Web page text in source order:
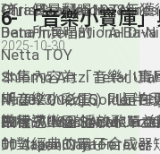
Chris Stapleton
孩」便是翻唱1978年
Beta所演唱的「A-Ba-
Ofra Haza Im Nin Alu
Dana International Diva
Netta TOY
Shlomo Artzi Tetar
Nadav Guedj Golden
Eden Alene Set Me Free
10 Atara Oriya Forever
6- 「音樂小寶庫
2025-10-30
本集內容為「音樂小寶
期 2023/12/15)：上半
樂程式“Music Gen”、
針對經典的電子合成
「音樂小彩蛋」則是在
取樣了US3的Acid
拍律遊樂園 播放歌單
01 Japan Canton